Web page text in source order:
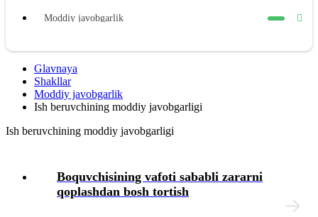
Moddiy javobgarlik
Xodimning moddiy javobgarligi
Intizomiy jazo
Mehnat muhofazasi
Glavnaya
Shakllar
Moddiy javobgarlik
Ish beruvchining moddiy javobgarligi
Ish beruvchining moddiy javobgarligi
Boquvchisining vafoti sababli zararni
qoplashdan bosh tortish